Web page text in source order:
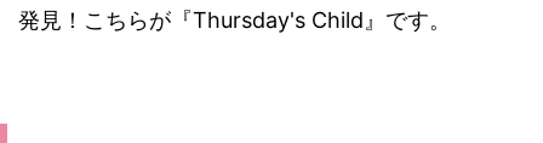
発見！こちらが『Thursday's Child』です。